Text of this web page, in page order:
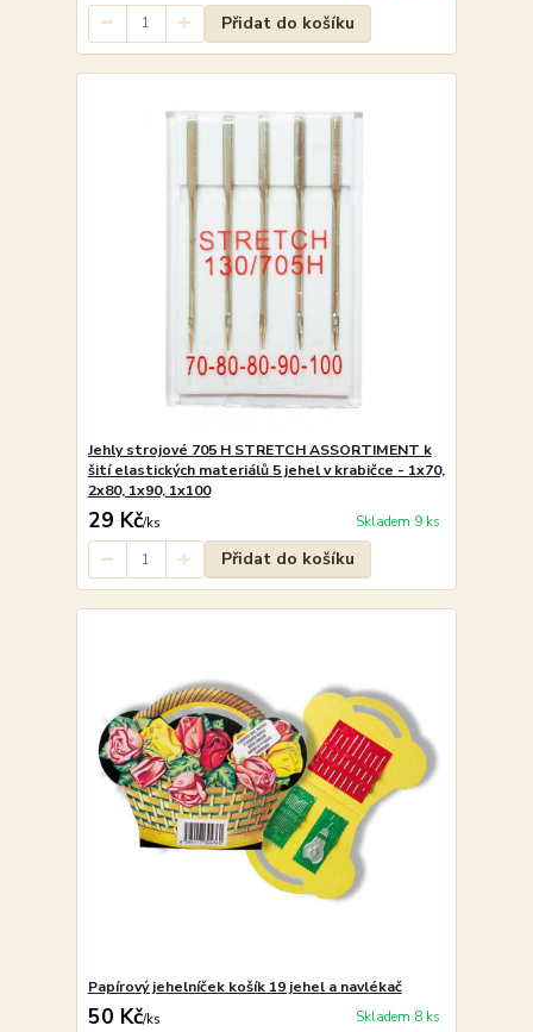
Přidat do košíku
Jehly strojové 705 H STRETCH ASSORTIMENT k
šití elastických materiálů 5 jehel v krabičce - 1x70,
2x80, 1x90, 1x100
29 Kč/ks Skladem 9 ks
Přidat do košíku
Papírový jehelníček košík 19 jehel a navlékač
50 Kč/ks Skladem 8 ks